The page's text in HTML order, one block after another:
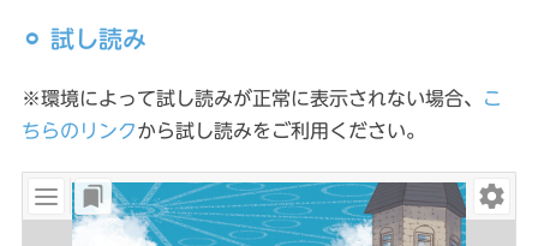
⚪︎ 試し読み
※環境によって試し読みが正常に表示されない場合、
こ
ちらのリンクから試し読みをご利用ください。